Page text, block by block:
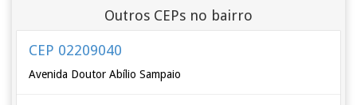
Outros CEPs no bairro
CEP 02209040
Avenida Doutor Abílio Sampaio